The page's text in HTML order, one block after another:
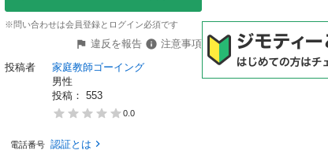
※問い合わせは会員登録とログイン必須です
違反を報告
注意事項
投稿者
家庭教師ゴーイング
男性
投稿： 553
0.0
電話番号 認証とは